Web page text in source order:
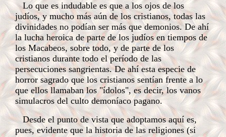
Lo que es indudable es que a los ojos de los
judíos, y mucho más aún de los cristianos, todas las
divinidades no podían ser más que demonios. De ahí
la lucha heroica de parte de los judíos en tiempos de
los Macabeos, sobre todo, y de parte de los
cristianos durante todo el período de las
persecuciones sangrientas. De ahí esta especie de
horror sagrado que los cristianos sentían frente a lo
que ellos llamaban los "ídolos", es decir, los vanos
simulacros del culto demoníaco pagano.
Desde el punto de vista que adoptamos aquí es,
pues, evidente que la historia de las religiones (si